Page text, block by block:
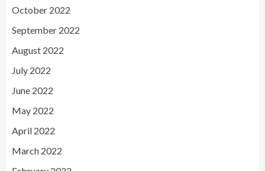
October 2022
September 2022
August 2022
July 2022
June 2022
May 2022
April 2022
March 2022